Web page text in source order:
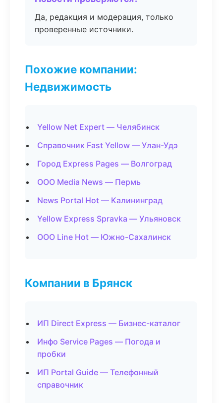
Да, редакция и модерация, только
проверенные источники.
Похожие компании:
Недвижимость
Yellow Net Expert — Челябинск
Справочник Fast Yellow — Улан-Удэ
Город Express Pages — Волгоград
ООО Media News — Пермь
News Portal Hot — Калининград
Yellow Express Spravka — Ульяновск
ООО Line Hot — Южно-Сахалинск
Компании в Брянск
ИП Direct Express — Бизнес-каталог
Инфо Service Pages — Погода и
пробки
ИП Portal Guide — Телефонный
справочник